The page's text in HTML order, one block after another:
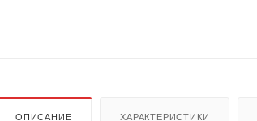
ОПИСАНИЕ ХАРАКТЕРИСТИКИ